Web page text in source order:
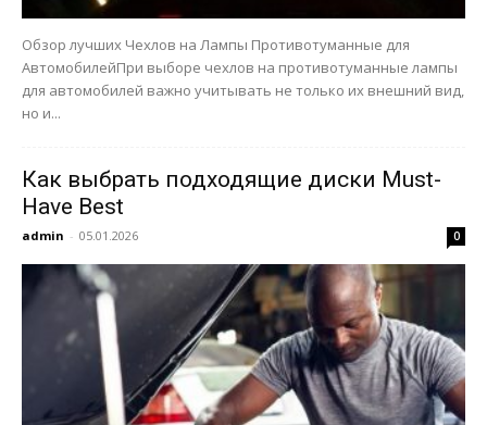
Обзор лучших Чехлов на Лампы Противотуманные для
АвтомобилейПри выборе чехлов на противотуманные лампы
для автомобилей важно учитывать не только их внешний вид,
но и...
Как выбрать подходящие диски Must-
Have Best
admin - 05.01.2026 0